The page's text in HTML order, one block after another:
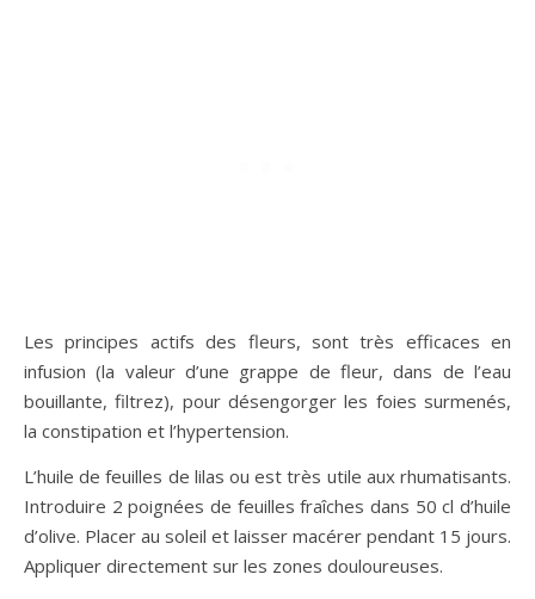
Les principes actifs des fleurs, sont très efficaces en
infusion (la valeur d’une grappe de fleur, dans de l’eau
bouillante, filtrez), pour désengorger les foies surmenés,
la constipation et l’hypertension.
L’huile de feuilles de lilas ou est très utile aux rhumatisants.
Introduire 2 poignées de feuilles fraîches dans 50 cl d’huile
d’olive. Placer au soleil et laisser macérer pendant 15 jours.
Appliquer directement sur les zones douloureuses.